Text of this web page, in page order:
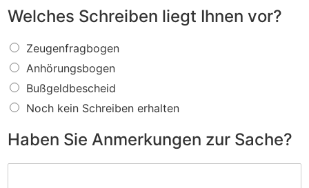
i
V
e
r
s
t
o
ß
w
Welches Schreiben liegt Ihnen vor?
W
e
c
h
e
S
Zeugenfragbogen
Anhörungsbogen
Bußgeldbescheid
Noch kein Schreiben erhalten
Haben Sie Anmerkungen zur Sache?